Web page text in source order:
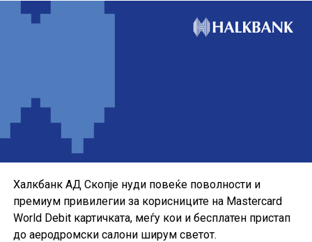
Понудата е наменета за корисниците кои сакаат да ги
користат можностите на кредитната картичка за
своите секојдневни и летни купувања, со промотивна
Халкбанк АД Скопје нуди повеќе поволности и
премиум привилегии за корисниците на Mastercard
World Debit картичката, меѓу кои и бесплатен пристап
до аеродромски салони ширум светот.